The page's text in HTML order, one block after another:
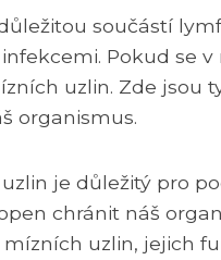
součástí
Pokud se
uzlin. Zde jsou
organismus.
je důležitý pro
chránit náš
uzlin, jejich